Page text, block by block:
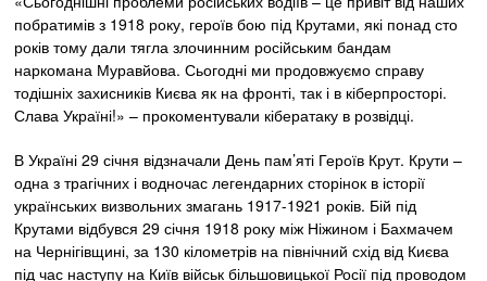
побратимів з 1918 року, героїв бою під Крутами, які понад сто
років тому дали тягла злочинним російським бандам
наркомана Муравйова. Сьогодні ми продовжуємо справу
тодішніх захисників Києва як на фронті, так і в кіберпросторі.
Слава Україні!» – прокоментували кібератаку в розвідці.
В Україні 29 січня відзначали День пам’яті Героїв Крут. Крути –
одна з трагічних і водночас легендарних сторінок в історії
українських визвольних змагань 1917-1921 років. Бій під
Крутами відбувся 29 січня 1918 року між Ніжином і Бахмачем
на Чернігівщині, за 130 кілометрів на північний схід від Києва
під час наступу на Київ військ більшовицької Росії під проводом